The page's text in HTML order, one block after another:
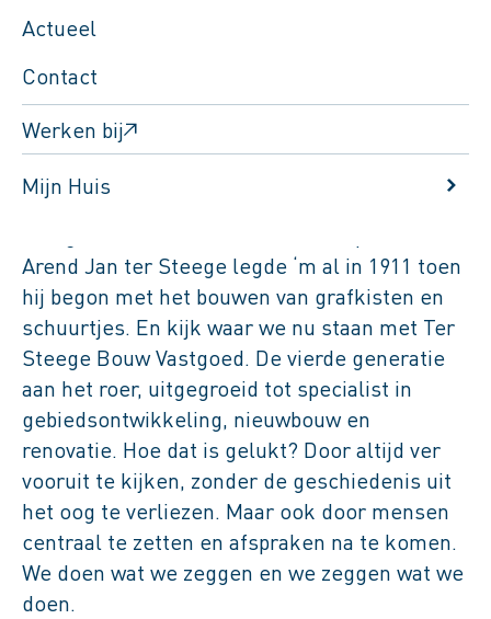
Actueel
Contact
Werken bij
Mijn Huis
Ter Steege. Dat zie je.
Arend Jan ter Steege legde ‘m al in 1911 toen
hij begon met het bouwen van grafkisten en
schuurtjes. En kijk waar we nu staan met Ter
Steege Bouw Vastgoed. De vierde generatie
aan het roer, uitgegroeid tot specialist in
gebiedsontwikkeling, nieuwbouw en
renovatie. Hoe dat is gelukt? Door altijd ver
vooruit te kijken, zonder de geschiedenis uit
het oog te verliezen. Maar ook door mensen
centraal te zetten en afspraken na te komen.
We doen wat we zeggen en we zeggen wat we
doen.